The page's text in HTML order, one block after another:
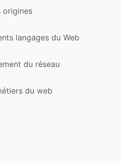
origines
langages du Web
du réseau
du web